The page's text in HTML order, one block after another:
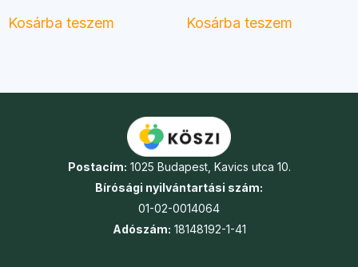
Kosárba teszem Kosárba teszem
Postacím: 1025 Budapest, Kavics utca 10.
Bírósági nyilvántartási szám:
01-02-0014064
Adószám: 18148192-1-41